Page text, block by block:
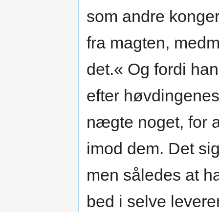
som andre
fra magten,
det.« Og fordi
efter
nægte noget, for
imod dem. Det
men således at
bed i selve